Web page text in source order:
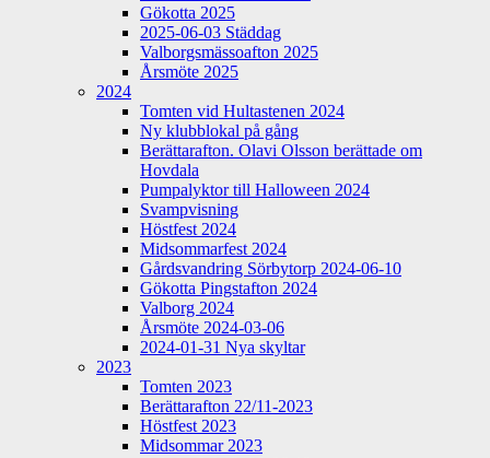
Gökotta 2025
2025-06-03 Städdag
Valborgsmässoafton 2025
Årsmöte 2025
2024
Tomten vid Hultastenen 2024
Ny klubblokal på gång
Berättarafton. Olavi Olsson berättade om
Hovdala
Pumpalyktor till Halloween 2024
Svampvisning
Höstfest 2024
Midsommarfest 2024
Gårdsvandring Sörbytorp 2024-06-10
Gökotta Pingstafton 2024
Valborg 2024
Årsmöte 2024-03-06
2024-01-31 Nya skyltar
2023
Tomten 2023
Berättarafton 22/11-2023
Höstfest 2023
Midsommar 2023